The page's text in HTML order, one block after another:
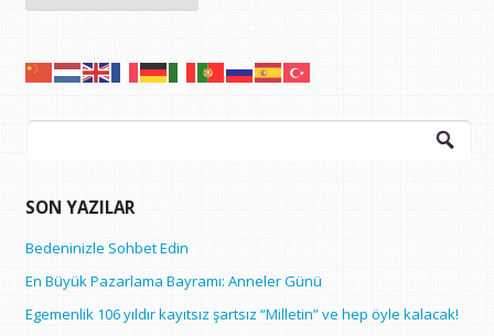
Arama:
SON YAZILAR
Bedeninizle Sohbet Edin
En Büyük Pazarlama Bayramı: Anneler Günü
Egemenlik 106 yıldır kayıtsız şartsız “Milletin” ve hep öyle kalacak!